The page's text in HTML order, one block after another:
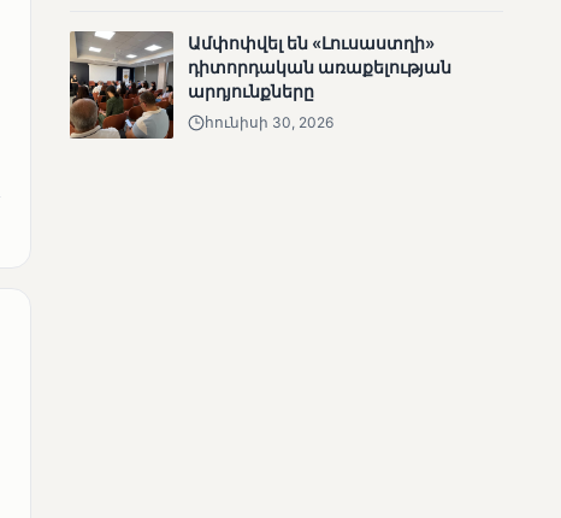
ընտրություններ.
ձեռքբերումներ և
բացթողումներ
Ամփոփվել են «Լուսաստղի»
դիտորդական առաքելության
արդյունքները
հունիսի 30, 2026